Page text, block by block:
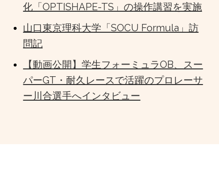
化「OPTISHAPE-TS」の操作講習を実施
山口東京理科大学「SOCU Formula」訪
問記
【動画公開】学生フォーミュラOB、スー
パーGT・耐久レースで活躍のプロレーサ
ー川合選手へインタビュー